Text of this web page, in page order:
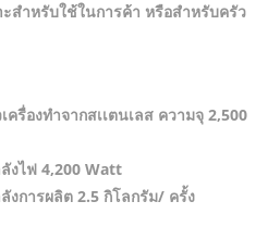
สำหรับใช้ในการค้า หรือสำหรับครัว
รื่องทำจากสเเตนเลส ความจุ 2,500
งไฟ 4,200 Watt
งการผลิต 2.5 กิโลกรัม/ ครั้ง